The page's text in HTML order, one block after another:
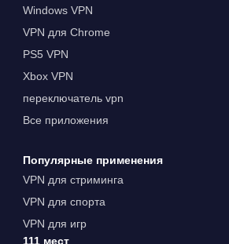
Windows VPN
VPN для Chrome
PS5 VPN
Xbox VPN
переключатель vpn
Все приложения
Популярные применения
VPN для стриминга
VPN для спорта
VPN для игр
111 мест